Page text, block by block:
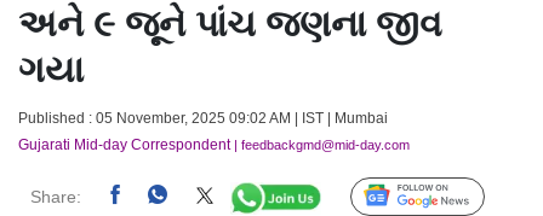
અને ૯ જૂને પાંચ જણના જીવ
ગયા
Published : 05 November, 2025 09:02 AM | IST | Mumbai
Gujarati Mid-day Correspondent| feedbackgmd@mid-day.com
Share: Follow Us